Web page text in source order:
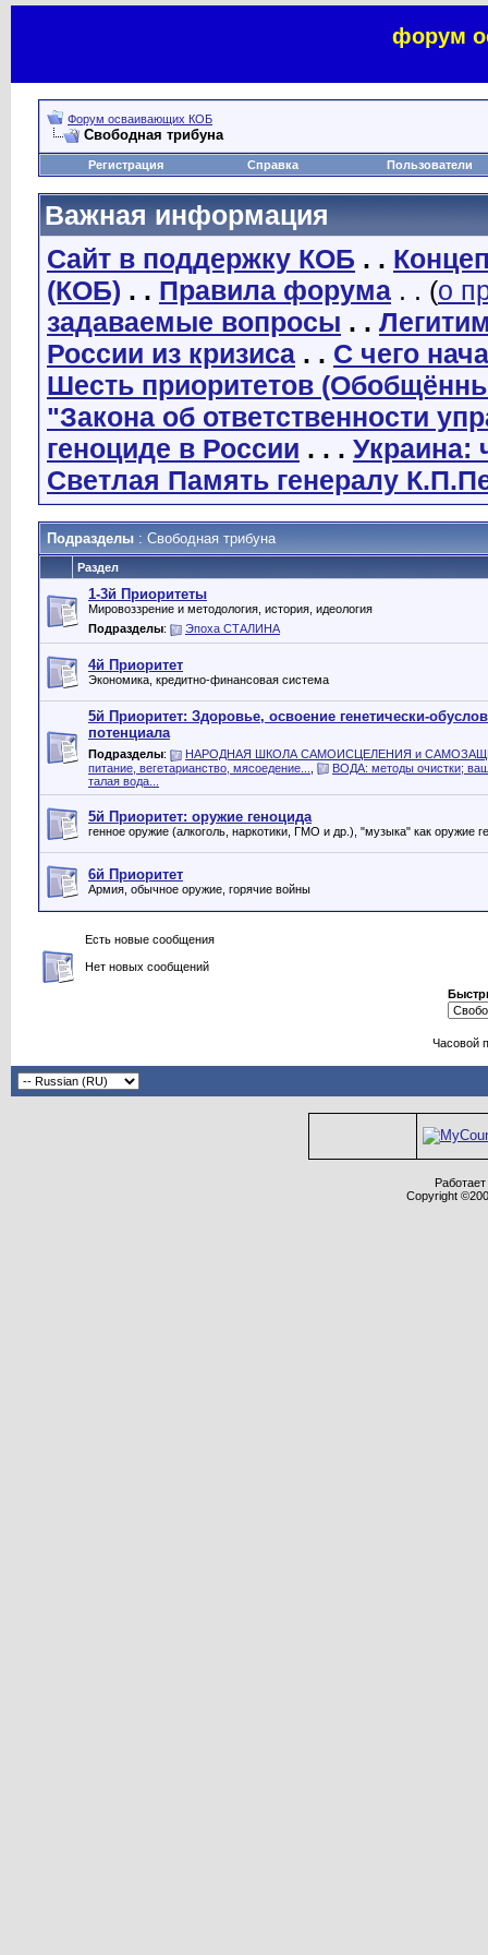
форум
Форум осваивающих КОБ
Свободная трибуна
Регистрация Справка Пользователи
Важная информация
Сайт в поддержку КОБ . .
(КОБ) . . Правила форума . . (о
задаваемые вопросы . .
России из кризиса . . С чего
Шесть приоритетов
"Закона об ответственности
геноциде в России . . . Украина:
Светлая Память генералу
Подразделы : Свободная трибуна
Раздел
1-3й Приоритеты
Мировоззрение и методология, история, идеология
Подразделы: Эпоха СТАЛИНА
4й Приоритет
Экономика, кредитно-финансовая система
5й Приоритет: Здоровье, освоение генетически-
потенциала
Подразделы:
НАРОДНАЯ ШКОЛА САМОИСЦЕЛЕНИЯ и
питание, вегетарианство, мясоедение...
ВОДА: методы очистки;
талая вода...
5й Приоритет: оружие геноцида
генное оружие (алкоголь, наркотики, ГМО и др.), "музыка" как оружие
6й Приоритет
Армия, обычное оружие, горячие войны
Есть новые сообщения
Нет новых сообщений
Часовой
Copyright